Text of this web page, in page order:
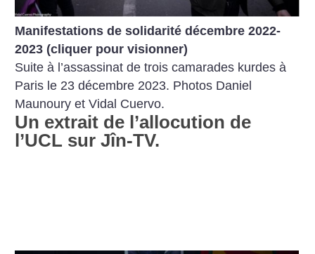
Manifestations de solidarité décembre 2022-
2023 (cliquer pour visionner)
Suite à l’assassinat de trois camarades kurdes à
Paris le 23 décembre 2023. Photos Daniel
Maunoury et Vidal Cuervo.
Un extrait de l’allocution de
l’UCL sur Jîn-TV.